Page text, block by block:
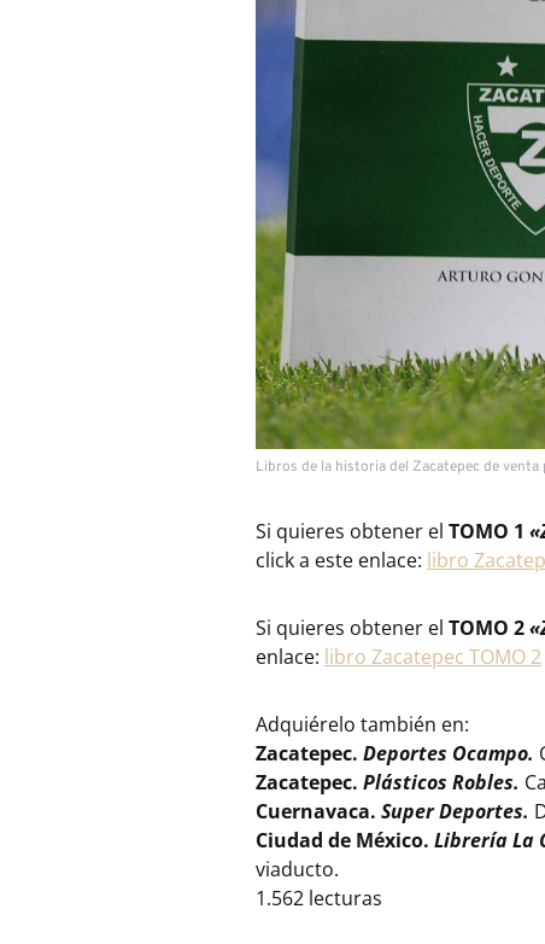
Libros de la historia del Zacatepec de
Si quieres obtener el TOMO 1
click a este enlace: libro
Si quieres obtener el TOMO 2
enlace: libro Zacatepec TOMO 2
Adquiérelo también en:
Zacatepec. Deportes Ocampo.
Zacatepec. Plásticos Robles.
Cuernavaca. Super Deportes.
Ciudad de México. Librería La
viaducto.
1.562 lecturas